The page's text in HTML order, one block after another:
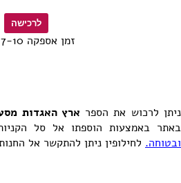
זמן אספקה 7-10 ימים
ניתן לרכוש את הספר ארץ האגדות
באתר באמצעות הוספתו אל סל
ובטוחה. לחילופין ניתן להתקשר אל